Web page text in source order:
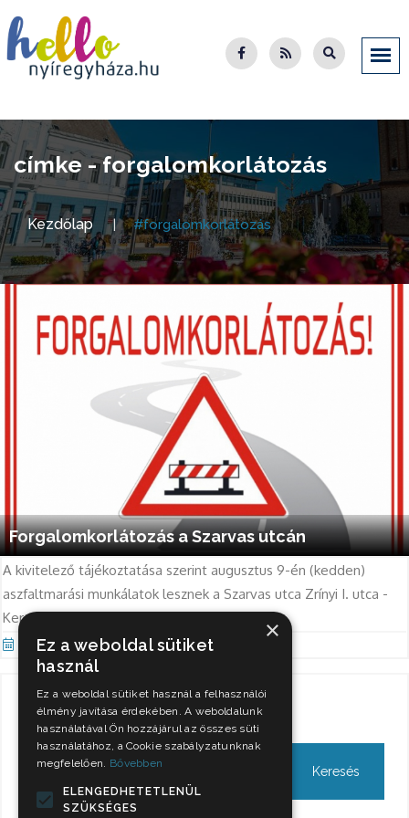
címke - forgalomkorlátozás
Kezdőlap #forgalomkorlátozás
Forgalomkorlátozás a Szarvas utcán
A kivitelező tájékoztatása szerint augusztus 9-én (kedden)
aszfaltmarási munkálatok lesznek a Szarvas utca Zrínyi I. utca -
Kereszt utca közötti szakaszán.
Aug 8, 2022
Keresés
×
Ez a weboldal sütiket
használ
Ez a weboldal sütiket használ a felhasználói
élmény javítása érdekében. A weboldalunk
használatával Ön hozzájárul az összes süti
használatához, a Cookie szabályzatunknak
megfelelően. Bővebben
ELENGEDHETETLENÜL
SZÜKSÉGES